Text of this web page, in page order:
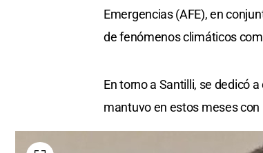
Emergencias (AFE), en
de fenómenos climáticos
En torno a Santilli, se dedicó
mantuvo en estos meses